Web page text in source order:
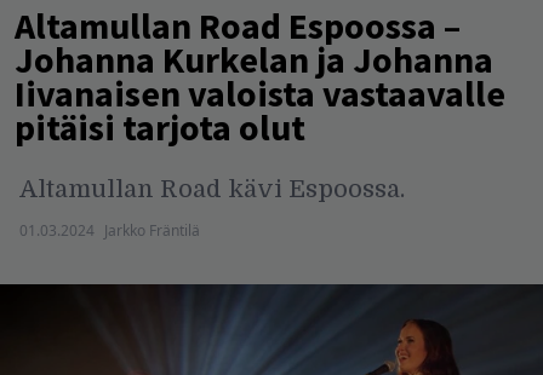
Altamullan Road Espoossa –
Johanna Kurkelan ja Johanna
Iivanaisen valoista vastaavalle
pitäisi tarjota olut
Altamullan Road kävi Espoossa.
01.03.2024 Jarkko Fräntilä